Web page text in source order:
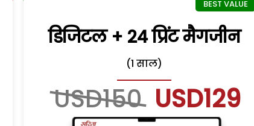
डिजिटल + 24 प्रिंट मैगजीन
(1 साल)
USD150 USD129